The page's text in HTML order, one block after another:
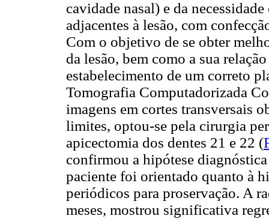
cavidade nasal) e da
adjacentes à lesão, com
Com o objetivo de se obter
da lesão, bem como a sua
estabelecimento de um correto
Tomografia Computadorizada
imagens em cortes transversais
limites, optou-se pela cirurgia
apicectomia dos dentes 21 e 22 (
confirmou a hipótese
paciente foi orientado quanto à
periódicos para proservação. A
meses, mostrou significativa